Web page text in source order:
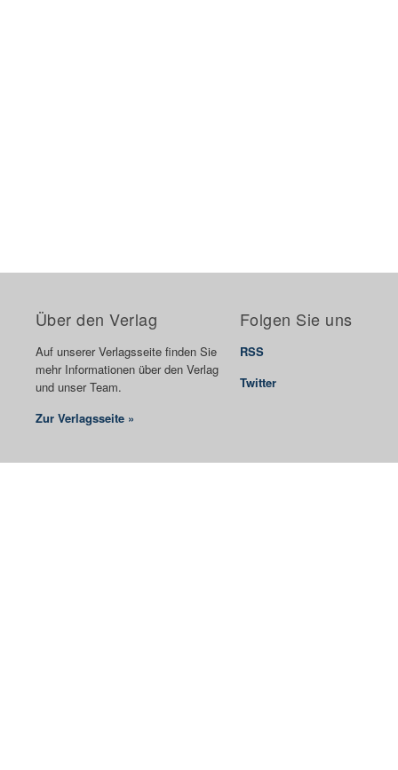
Über den Verlag
Auf unserer Verlagsseite finden Sie
mehr Informationen über den Verlag
und unser Team.
Zur Verlagsseite »
Folgen Sie uns
RSS
Twitter